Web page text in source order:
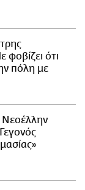
φοβίζει ότι
πόλη με